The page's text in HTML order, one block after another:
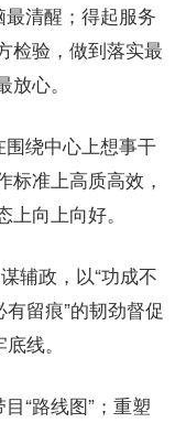
清醒；得起服务
检验，做到落实最
心。
绕中心上想事干
准上高质高效，
向上向好。
辅政，以“功成不
留痕”的韧劲督促
线。
“路线图”；重塑